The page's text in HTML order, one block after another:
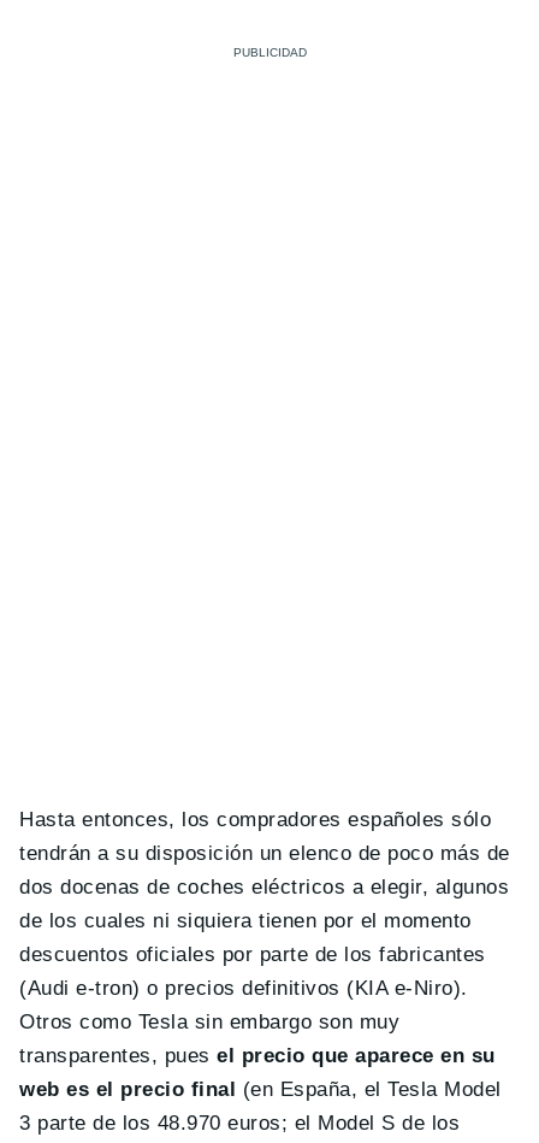
Hasta entonces, los compradores españoles sólo
tendrán a su disposición un elenco de poco más de
dos docenas de coches eléctricos a elegir, algunos
de los cuales ni siquiera tienen por el momento
descuentos oficiales por parte de los fabricantes
(Audi e-tron) o precios definitivos (KIA e-Niro).
Otros como Tesla sin embargo son muy
transparentes, puesel precio que aparece en su
web es el precio final (en España, el Tesla Model
3 parte de los 48.970 euros; el Model S de los